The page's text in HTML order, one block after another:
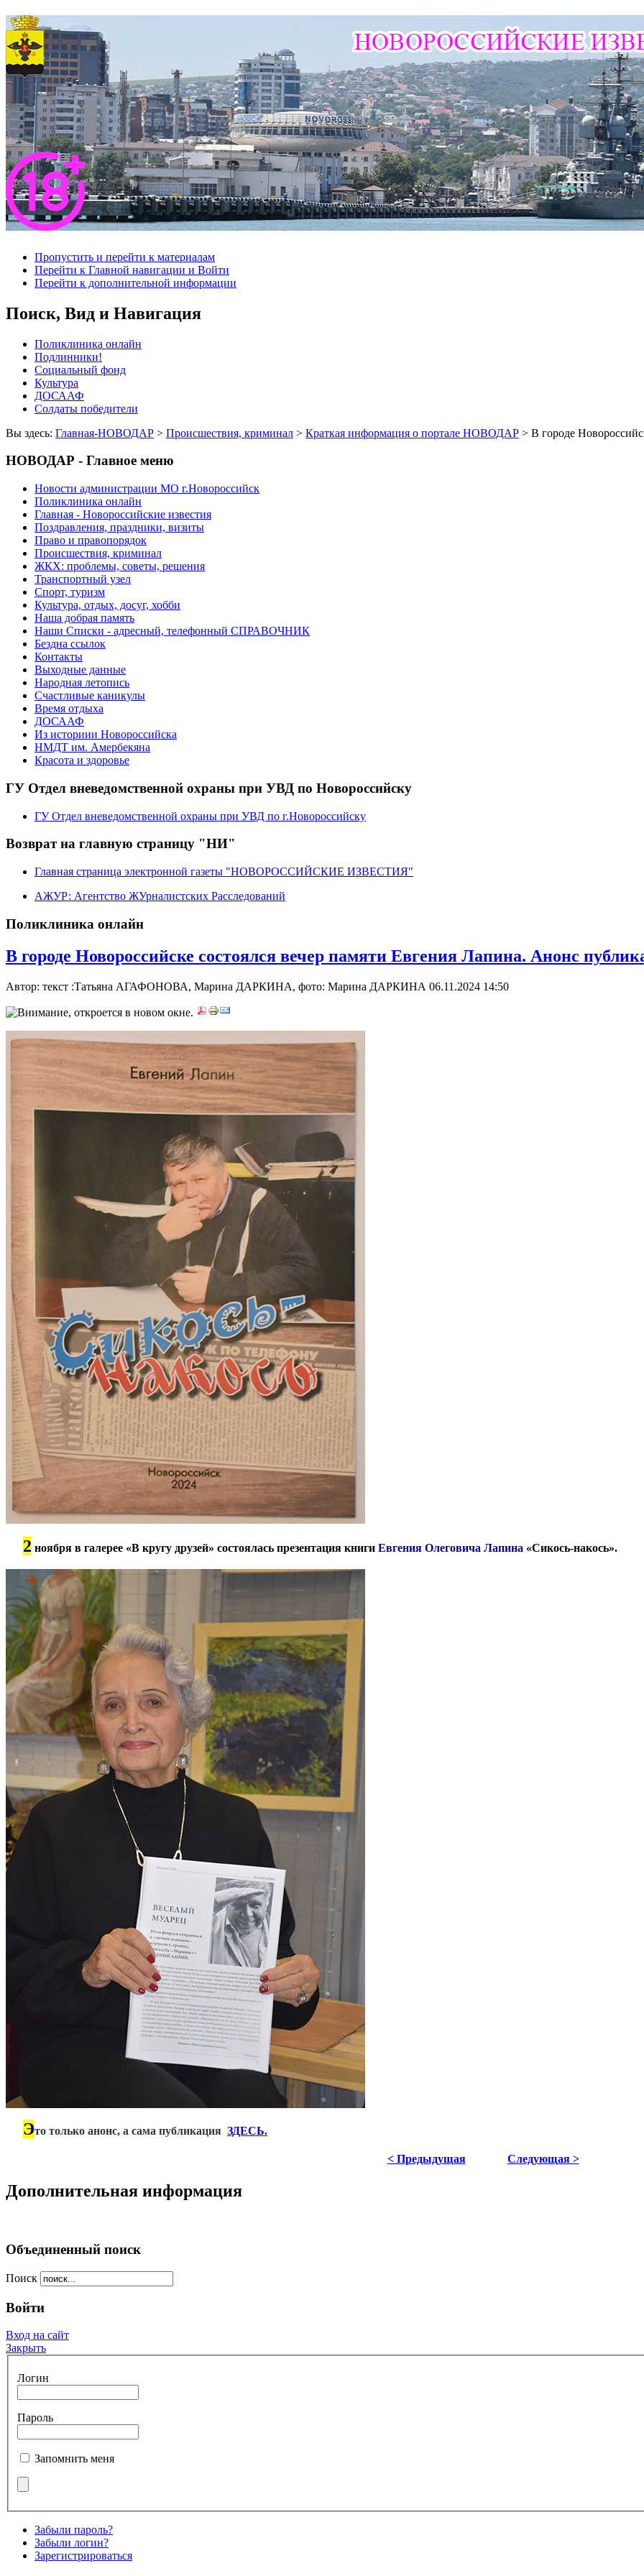
Пропустить и перейти к материалам
Перейти к Главной навигации и Войти
Перейти к дополнительной информации
Поиск, Вид и Навигация
Поликлиника онлайн
Подлинники!
Социальный фонд
Культура
ДОСААФ
Солдаты победители
Вы здесь: Главная-НОВОДАР > Происшествия, криминал > Краткая информация о портале НОВОДАР > В городе
НОВОДАР - Главное меню
Новости администрации МО г.Новороссийск
Поликлиника онлайн
Главная - Новороссийские известия
Поздравления, праздники, визиты
Право и правопорядок
Происшествия, криминал
ЖКХ: проблемы, советы, решения
Транспортный узел
Спорт, туризм
Культура, отдых, досуг, хобби
Наша добрая память
Наши Списки - адресный, телефонный СПРАВОЧНИК
Бездна ссылок
Контакты
Выходные данные
Народная летопись
Счастливые каникулы
Время отдыха
ДОСААФ
Из историии Новороссийска
НМДТ им. Амербекяна
Красота и здоровье
ГУ Отдел вневедомственной охраны при УВД по Новороссийску
ГУ Отдел вневедомственной охраны при УВД по г.Новороссийску
Возврат на главную страницу "НИ"
Главная страница электронной газеты "НОВОРОССИЙСКИЕ ИЗВЕСТИЯ"
АЖУР: Агентство ЖУрналистских Расследований
Поликлиника онлайн
В городе Новороссийске состоялся вечер памяти Евгения Лапина. Анонс
Автор: текст :Татьяна АГАФОНОВА, Марина ДАРКИНА, фото: Марина ДАРКИНА 06.11.2024 14:50
2 ноября в галерее «В кругу друзей» состоялась презентация книги Евгения Олеговича Лапина «Сикось-накось».
Это только анонс, а сама публикация ЗДЕСЬ.
< Предыдущая Следующая >
Дополнительная информация
Объединенный поиск
Поиск
Войти
Вход на сайт
Закрыть
Логин
Пароль
Запомнить меня
Забыли пароль?
Забыли логин?
Зарегистрироваться